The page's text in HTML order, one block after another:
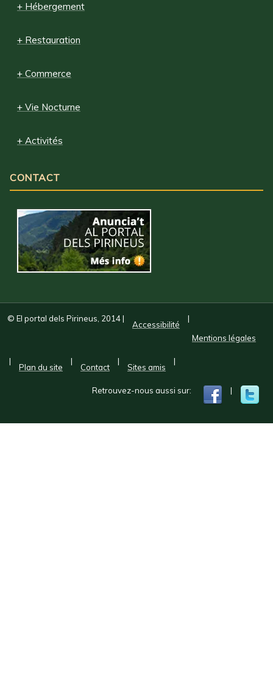
+ Hébergement
+ Restauration
+ Commerce
+ Vie Nocturne
+ Activités
CONTACT
© El portal dels Pirineus, 2014|
Accessibilité
|
Mentions légales
|
Plan du site
|
Contact
|
Sites amis
|
Retrouvez-nous aussi sur: |